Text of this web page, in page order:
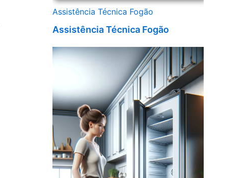
Assistência Técnica Fogão
Assistência Técnica Fogão